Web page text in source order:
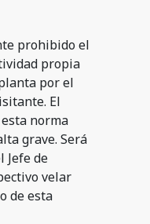
prohibido el
propia
por el
El
norma
grave. Será
Jefe de
velar
de esta